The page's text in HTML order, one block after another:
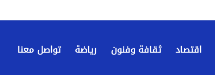
اقتصاد ثقافة وفنون رياضة تواصل معنا